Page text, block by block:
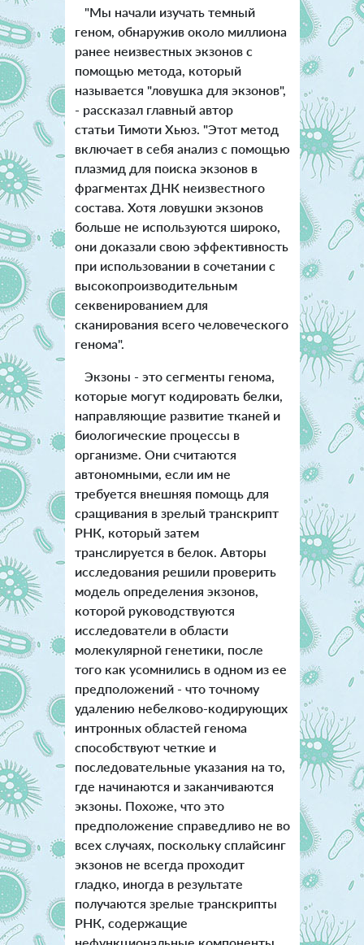
"Мы начали изучать темный
геном, обнаружив около миллиона
ранее неизвестных экзонов с
помощью метода, который
называется "ловушка для экзонов",
- рассказал главный автор
статьи Тимоти Хьюз. "Этот метод
включает в себя анализ с помощью
плазмид для поиска экзонов в
фрагментах ДНК неизвестного
состава. Хотя ловушки экзонов
больше не используются широко,
они доказали свою эффективность
при использовании в сочетании с
высокопроизводительным
секвенированием для
сканирования всего человеческого
генома".
Экзоны - это сегменты генома,
которые могут кодировать белки,
направляющие развитие тканей и
биологические процессы в
организме. Они считаются
автономными, если им не
требуется внешняя помощь для
сращивания в зрелый транскрипт
РНК, который затем
транслируется в белок. Авторы
исследования решили проверить
модель определения экзонов,
которой руководствуются
исследователи в области
молекулярной генетики, после
того как усомнились в одном из ее
предположений - что точному
удалению небелково-кодирующих
интронных областей генома
способствуют четкие и
последовательные указания на то,
где начинаются и заканчиваются
экзоны. Похоже, что это
предположение справедливо не во
всех случаях, поскольку сплайсинг
экзонов не всегда проходит
гладко, иногда в результате
получаются зрелые транскрипты
РНК, содержащие